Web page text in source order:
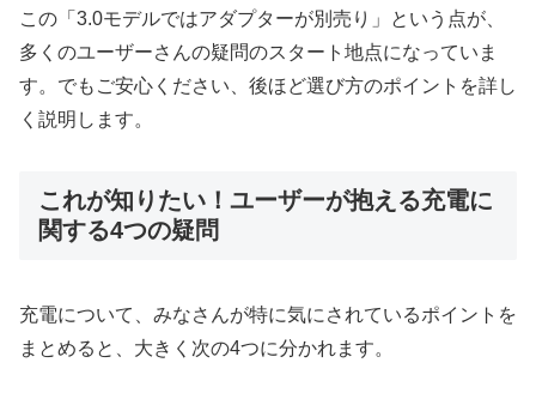
この「3.0モデルではアダプターが別売り」という点が、
多くのユーザーさんの疑問のスタート地点になっていま
す。でもご安心ください、後ほど選び方のポイントを詳し
く説明します。
これが知りたい！ユーザーが抱える充電に
関する4つの疑問
充電について、みなさんが特に気にされているポイントを
まとめると、大きく次の4つに分かれます。